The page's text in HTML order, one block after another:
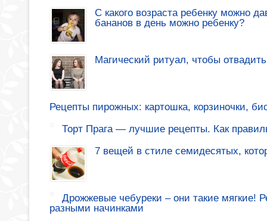
С какого возраста ребенку можно
бананов в день можно ребенку?
Магический ритуал, чтобы
Рецепты пирожных: картошка, корзиночки,
Торт Прага — лучшие рецепты. Как
7 вещей в стиле семидесятых,
Дрожжевые чебуреки – они такие мягкие!
разными начинками